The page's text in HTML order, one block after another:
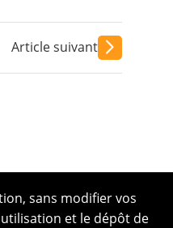
Article suivant
sans modifier vos
et le dépôt de